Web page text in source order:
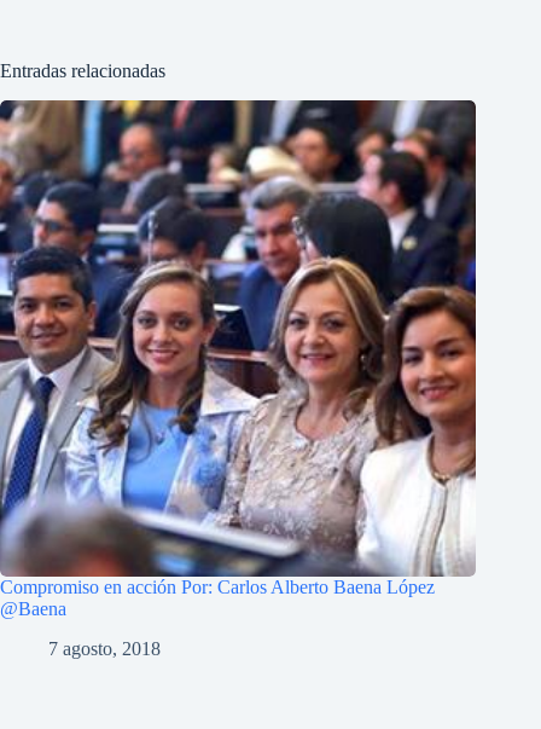
Entradas relacionadas
Compromiso en acción Por: Carlos Alberto Baena López
@Baena
7 agosto, 2018